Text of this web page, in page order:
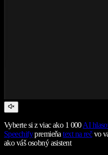
Vyberte si z viac ako 1 000AI
Speechifypremieňatext na rečvo
ako váš osobný asistent